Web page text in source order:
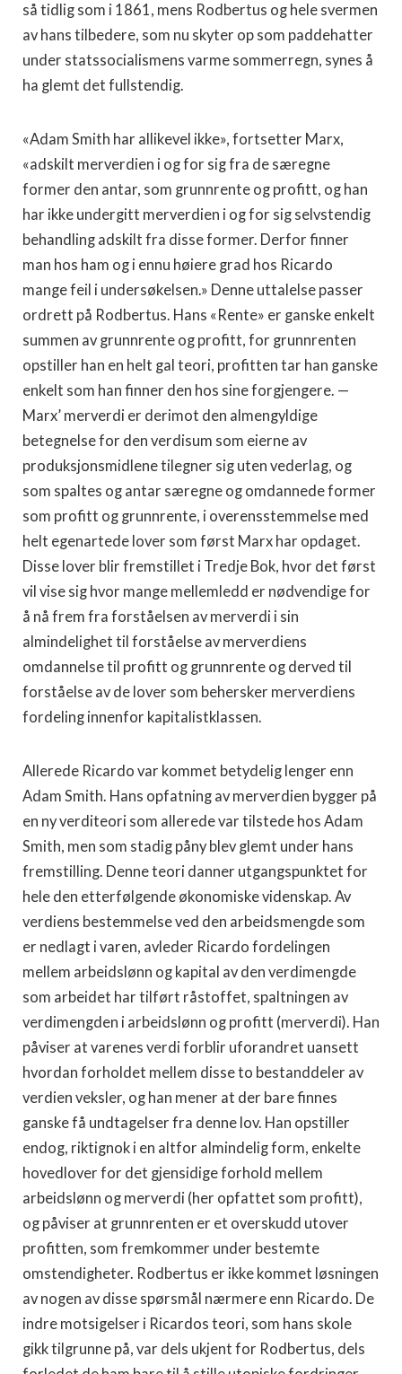
så tidlig som i 1861, mens Rodbertus og hele svermen
av hans tilbedere, som nu skyter op som padde­hatter
under statssocialismens varme sommerregn, synes å
ha glemt det fullstendig.
«Adam Smith har allikevel ikke», fortsetter Marx,
«adskilt merverdien i og for sig fra de særegne
former den antar, som grunnrente og profitt, og han
har ikke undergitt merverdien i og for sig selvstendig
behandling adskilt fra disse former. Derfor finner
man hos ham og i ennu høiere grad hos Ricardo
mange feil i undersøkelsen.» Denne uttalelse pas­ser
ordrett på Rodbertus. Hans «Rente» er ganske enkelt
summen av grunnrente og profitt, for grunnrenten
opstiller han en helt gal teori, profitten tar han ganske
enkelt som han finner den hos sine forgjengere. —
Marx’ merverdi er deri­mot den almengyldige
betegnelse for den verdisum som eierne av
produksjonsmidlene tilegner sig uten vederlag, og
som spaltes og antar særegne og omdannede former
som profitt og grunnrente, i overensstemmelse med
helt egenartede lover som først Marx har opdaget.
Disse lover blir fremstillet i Tredje Bok, hvor det først
vil vise sig hvor mange mellemledd er nødvendige for
å nå frem fra forståelsen av merverdi i sin
almindelighet til forståelse av merverdiens
omdannelse til pro­fitt og grunnrente og derved til
forståelse av de lover som behersker merverdiens
fordeling innenfor kapitalistklassen.
Allerede Ricardo var kommet betydelig lenger enn
Adam Smith. Hans opfatning av merverdien bygger på
en ny verdi­teori som allerede var tilstede hos Adam
Smith, men som sta­dig påny blev glemt under hans
fremstilling. Denne teori danner utgangspunktet for
hele den etterfølgende økonomiske videnskap. Av
verdiens bestemmelse ved den arbeidsmengde som
er nedlagt i varen, avleder Ricardo fordelingen
mellem arbeidslønn og kapital av den verdimengde
som arbeidet har tilført råstoffet, spaltningen av
verdimengden i arbeidslønn og profitt (merverdi). Han
påviser at varenes verdi forblir uforan­dret uansett
hvordan forholdet mellem disse to bestanddeler av
verdien veksler, og han mener at der bare finnes
ganske få undtagelser fra denne lov. Han opstiller
endog, riktignok i en altfor almindelig form, enkelte
hovedlover for det gjen­sidige forhold mellem
arbeidslønn og merverdi (her opfattet som profitt),
og påviser at grunnrenten er et overskudd utover
profitten, som fremkommer under bestemte
omstendigheter. Rodbertus er ikke kommet løsningen
av nogen av disse spørs­mål nærmere enn Ricardo. De
indre motsigelser i Ricardos teori, som hans skole
gikk tilgrunne på, var dels ukjent for Rodbertus, dels